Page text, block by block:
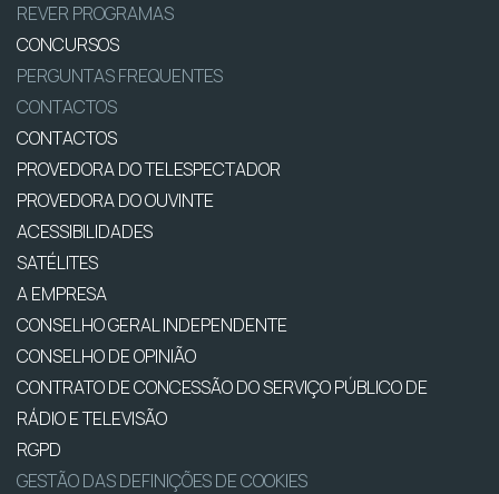
REVER PROGRAMAS
CONCURSOS
PERGUNTAS FREQUENTES
CONTACTOS
CONTACTOS
PROVEDORA DO TELESPECTADOR
PROVEDORA DO OUVINTE
ACESSIBILIDADES
SATÉLITES
A EMPRESA
CONSELHO GERAL INDEPENDENTE
CONSELHO DE OPINIÃO
CONTRATO DE CONCESSÃO DO SERVIÇO PÚBLICO DE
RÁDIO E TELEVISÃO
RGPD
GESTÃO DAS DEFINIÇÕES DE COOKIES